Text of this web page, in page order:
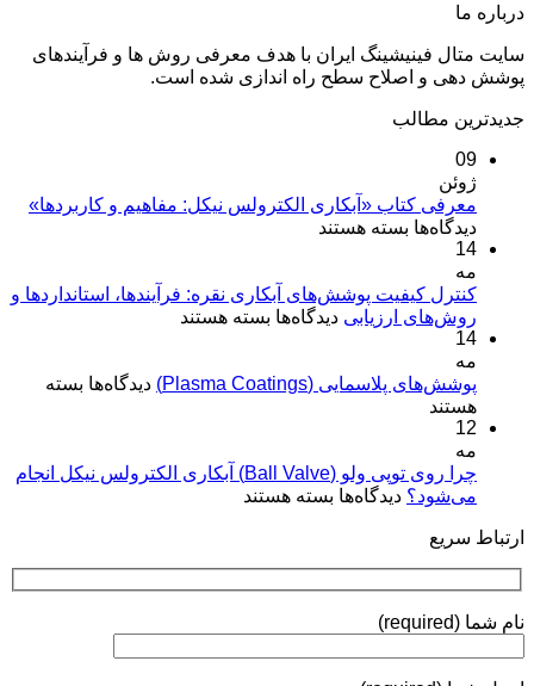
درباره ما
سایت متال فینیشینگ ایران با هدف معرفی روش ها و فرآیندهای
پوشش دهی و اصلاح سطح راه اندازی شده است.
جدیدترین مطالب
09
ژوئن
معرفی کتاب «آبکاری الکترولس نیکل: مفاهیم و کاربردها»
دیدگاه‌ها برای
«آبکاری
الکترولس
و
بسته هستند
14
مه
کنترل کیفیت پوشش‌های آبکاری نقره: فرآیندها، استانداردها و
روش‌های ارزیابی دیدگاه‌ها برای
پوشش‌های
استانداردها
و
بسته هستند
14
مه
پوشش‌های پلاسمایی (Plasma Coatings)
دیدگاه‌ها برای
Coatings)
بسته
هستند
12
مه
چرا روی توپی‌ ولو (Ball Valve) آبکاری الکترولس نیکل انجام
می‌شود؟ دیدگاه‌ها برای
ولو
بسته هستند
ارتباط سریع
نام شما (required)